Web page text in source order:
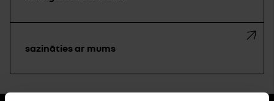
sazināties ar mums